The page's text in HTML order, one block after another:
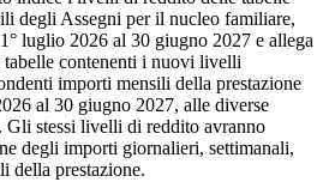
degli Assegni per il nucleo familiare,
luglio 2026 al 30 giugno 2027 e allega
contenenti i nuovi livelli
importi mensili della prestazione
al 30 giugno 2027, alle diverse
stessi livelli di reddito avranno
degli importi giornalieri, settimanali,
della prestazione.